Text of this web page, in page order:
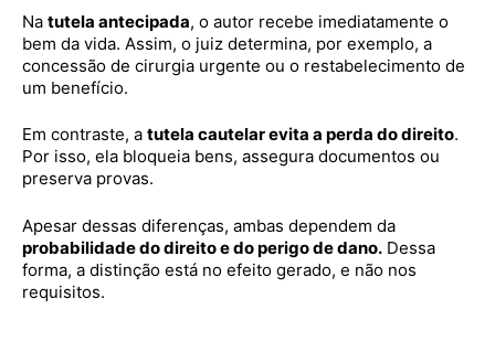
Na tutela antecipada, o autor recebe imediatamente o
bem da vida. Assim, o juiz determina, por exemplo, a
concessão de cirurgia urgente ou o restabelecimento de
um benefício.
Em contraste, a tutela cautelar evita a perda do direito.
Por isso, ela bloqueia bens, assegura documentos ou
preserva provas.
Apesar dessas diferenças, ambas dependem da
probabilidade do direito e do perigo de dano. Dessa
forma, a distinção está no efeito gerado, e não nos
requisitos.